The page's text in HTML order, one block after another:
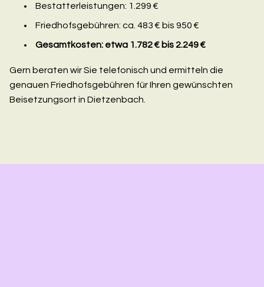
Bestatterleistungen: 1.299 €
Friedhofsgebühren: ca. 483 € bis 950 €
Gesamtkosten: etwa 1.782 € bis 2.249 €
Gern beraten wir Sie telefonisch und ermitteln die
genauen Friedhofsgebühren für Ihren gewünschten
Beisetzungsort in Dietzenbach.